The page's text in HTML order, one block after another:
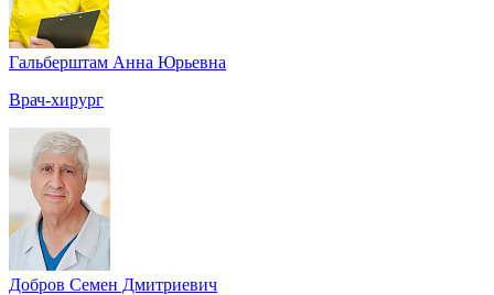
Гальберштам Анна Юрьевна
Врач-хирург
Добров Семен Дмитриевич